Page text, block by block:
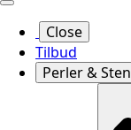
Close
Tilbud
Perler & Sten